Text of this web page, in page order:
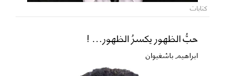
كتابات
حبُّ الظهور يكسرُ الظهور... !
ابراهيم باشغيوان